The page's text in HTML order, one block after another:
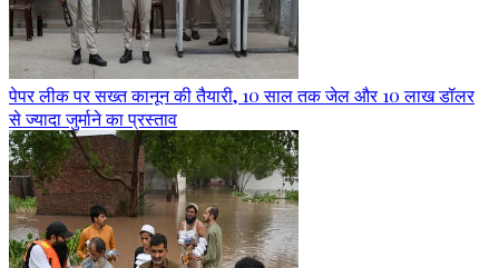
पेपर लीक पर सख्त कानून की तैयारी, 10 साल तक जेल और 10 लाख डॉलर
से ज्यादा जुर्माने का प्रस्ताव